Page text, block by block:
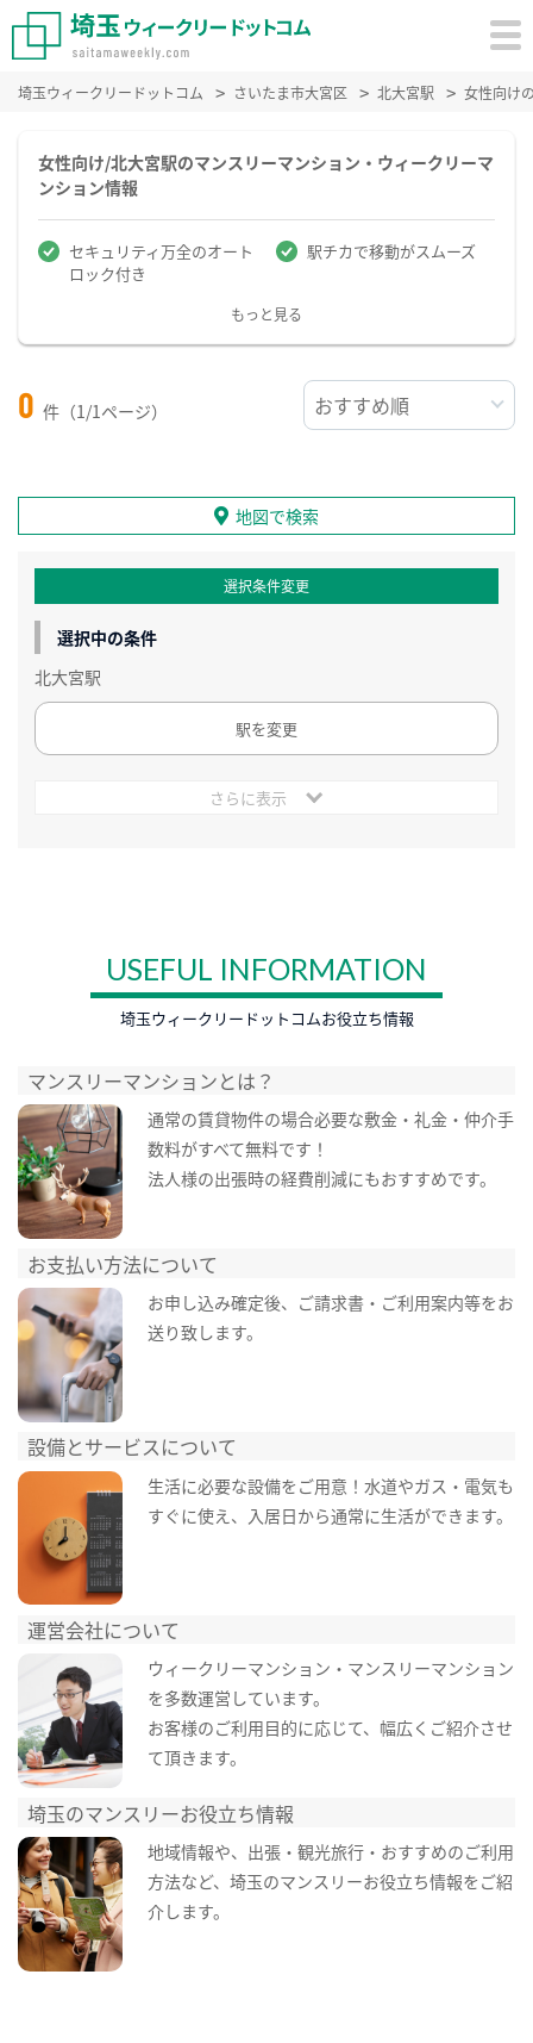
埼玉ウィークリードットコム さいたま市大宮区 北大宮駅 女性向け
女性向け/北大宮駅のマンスリーマンション・ウィークリーマ
ンション情報
セキュリティ万全のオート
ロック付き
駅チカで移動がスムーズ
もっと見る
0 件（1/1ページ）
地図で検索
選択条件変更
選択中の条件
北大宮駅
駅を変更
さらに表示
USEFUL INFORMATION
埼玉ウィークリードットコムお役立ち情報
マンスリーマンションとは？
通常の賃貸物件の場合必要な敷金・礼金・仲介手
数料がすべて無料です！
法人様の出張時の経費削減にもおすすめです。
お支払い方法について
お申し込み確定後、ご請求書・ご利用案内等をお
送り致します。
設備とサービスについて
生活に必要な設備をご用意！水道やガス・電気も
すぐに使え、入居日から通常に生活ができます。
運営会社について
ウィークリーマンション・マンスリーマンション
を多数運営しています。
お客様のご利用目的に応じて、幅広くご紹介させ
て頂きます。
埼玉のマンスリーお役立ち情報
地域情報や、出張・観光旅行・おすすめのご利用
方法など、埼玉のマンスリーお役立ち情報をご紹
介します。